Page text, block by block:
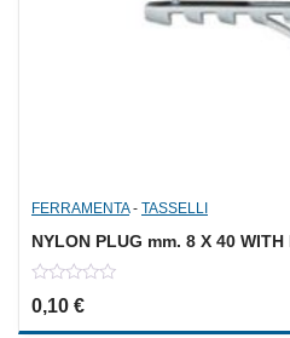
FERRAMENTA- TASSELLI
NYLON PLUG mm. 8 X 40 WITH
0
out
0,10 €